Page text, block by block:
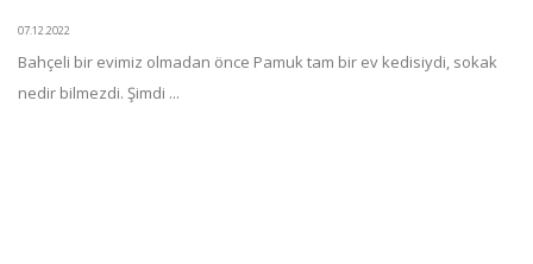
07.12.2022
Bahçeli bir evimiz olmadan önce Pamuk tam bir ev kedisiydi, sokak
nedir bilmezdi. Şimdi ...